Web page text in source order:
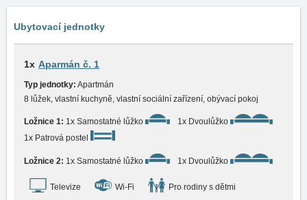
Ubytovací jednotky
1x Aparmán č. 1
Typ jednotky: Apartmán
8 lůžek, vlastní kuchyně, vlastní sociální zařízení, obývací pokoj
Ložnice 1: 1x Samostatné lůžko
1x Dvoulůžko
1x Patrová postel
Ložnice 2: 1x Samostatné lůžko 1x Dvoulůžko
Televize Wi-Fi Pro rodiny s dětmi